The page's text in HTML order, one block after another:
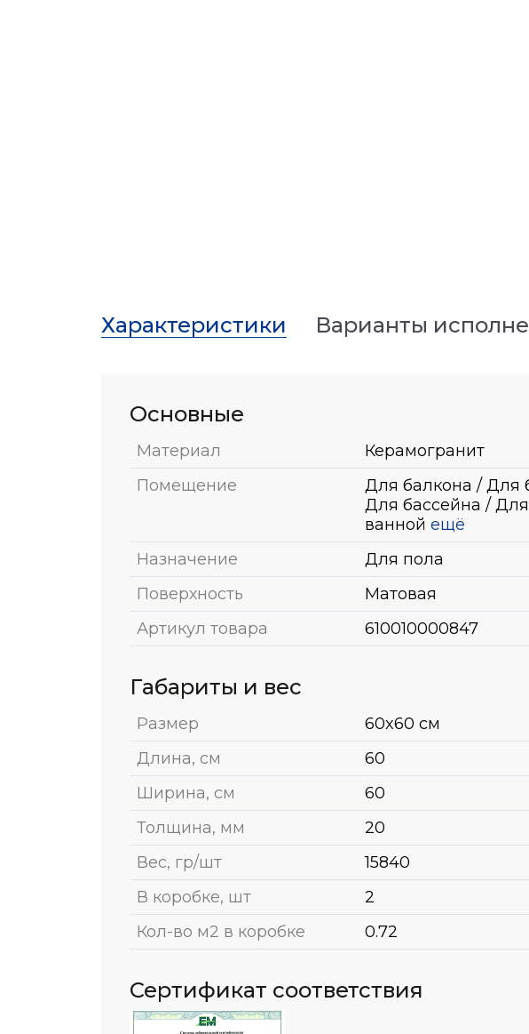
Характеристики Варианты
Основные
Материал
Керамогранит
Помещение
Для балкона / Для
Для бассейна / Для
ванной ещё
Назначение
Для пола
Поверхность
Матовая
Артикул товара
610010000847
Габариты и вес
Размер
60x60 см
Длина, см
60
Ширина, см
60
Толщина, мм
20
Вес, гр/шт
15840
В коробке, шт
2
Кол-во м2 в коробке
0.72
Сертификат соответствия